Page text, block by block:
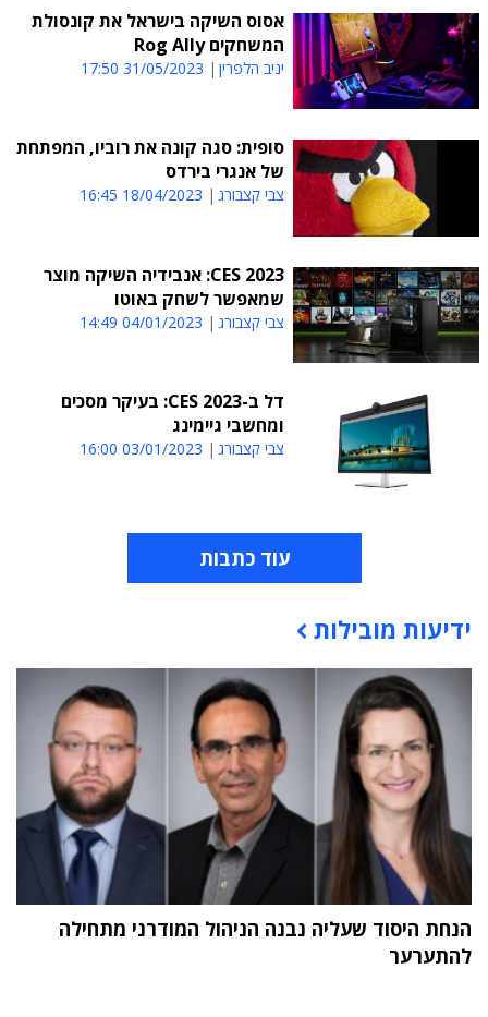
אסוס השיקה בישראל את קונסולת
המשחקים Rog Ally
יניב הלפרין 31/05/2023 17:50
סופית: סגה קונה את רוביו, המפתחת
של אנגרי בירדס
צבי קצבורג 18/04/2023 16:45
CES 2023: אנבידיה השיקה מוצר
שמאפשר לשחק באוטו
צבי קצבורג 04/01/2023 14:49
דל ב-CES 2023: בעיקר מסכים
ומחשבי גיימינג
צבי קצבורג 03/01/2023 16:00
עוד כתבות
תוכן פרסומי
ידיעות מובילות
הנחת היסוד שעליה נבנה הניהול המודרני מתחילה
להתערער